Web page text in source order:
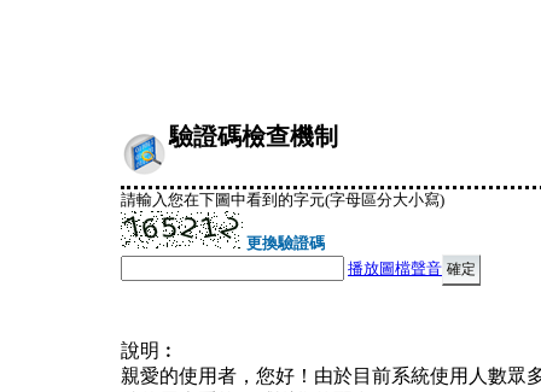
驗證碼檢查機制
請輸入您在下圖中看到的字元(字母區分大小寫)
更換驗證碼
播放圖檔聲音
說明︰
親愛的使用者，您好！由於目前系統使用人數眾